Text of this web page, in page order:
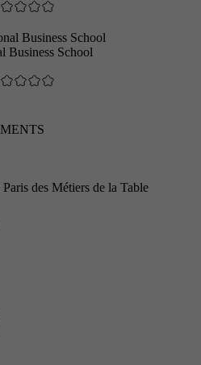
Business School
des Métiers de la Table